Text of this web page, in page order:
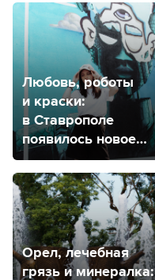
Любовь, роботы
и краски:
в Ставрополе
появилось новое
место притяжения
Орел, лечебная
грязь и минералка: